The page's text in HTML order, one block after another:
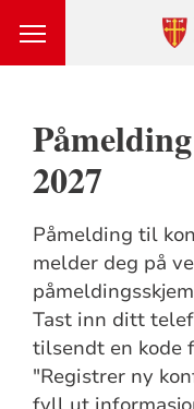
2027
Påmelding til
melder deg på
Tast inn ditt
tilsendt en kode
"Registrer ny